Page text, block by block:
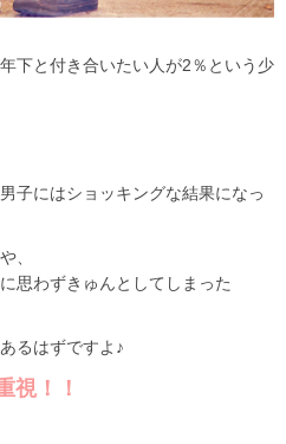
下と付き合いたい人が2％という少
子にはショッキングな結果になっ
、
思わずきゅんとしてしまった
るはずですよ♪
視！！